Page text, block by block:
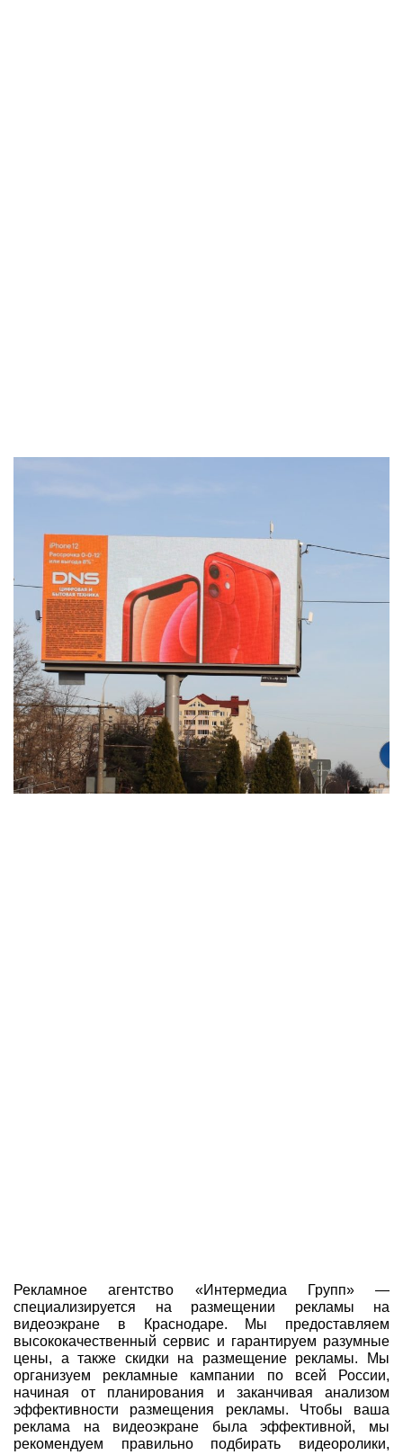
Рекламное агентство «Интермедиа Групп» —
специализируется на размещении рекламы на
видеоэкране в Краснодаре. Мы предоставляем
высококачественный сервис и гарантируем разумные
цены, а также скидки на размещение рекламы. Мы
организуем рекламные кампании по всей России,
начиная от планирования и заканчивая анализом
эффективности размещения рекламы. Чтобы ваша
реклама на видеоэкране была эффективной, мы
рекомендуем правильно подбирать видеоролики,